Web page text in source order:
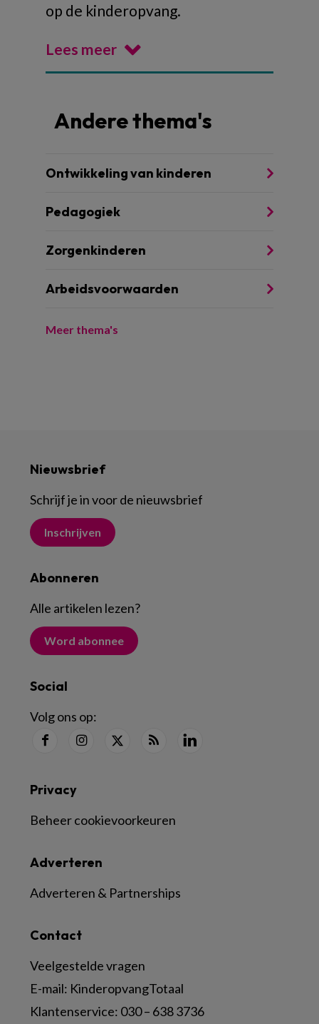
op de kinderopvang.
Lees meer
Andere thema's
Ontwikkeling van kinderen
Pedagogiek
Zorgenkinderen
Arbeidsvoorwaarden
Meer thema's
Nieuwsbrief
Schrijf je in voor de nieuwsbrief
Inschrijven
Abonneren
Alle artikelen lezen?
Word abonnee
Social
Volg ons op:
Contact
Veelgestelde vragen
E-mail: KinderopvangTotaal
Klantenservice: 030 – 638 3736
Adverteren
Adverteren & Partnerships
Privacy
Beheer cookievoorkeuren